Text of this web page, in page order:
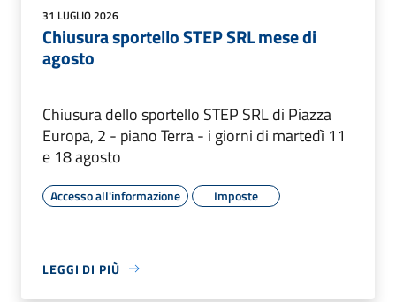
31 LUGLIO 2026
Chiusura sportello STEP SRL mese di
agosto
Chiusura dello sportello STEP SRL di Piazza
Europa, 2 - piano Terra - i giorni di martedì 11
e 18 agosto
Accesso all'informazione Imposte
LEGGI DI PIÙ